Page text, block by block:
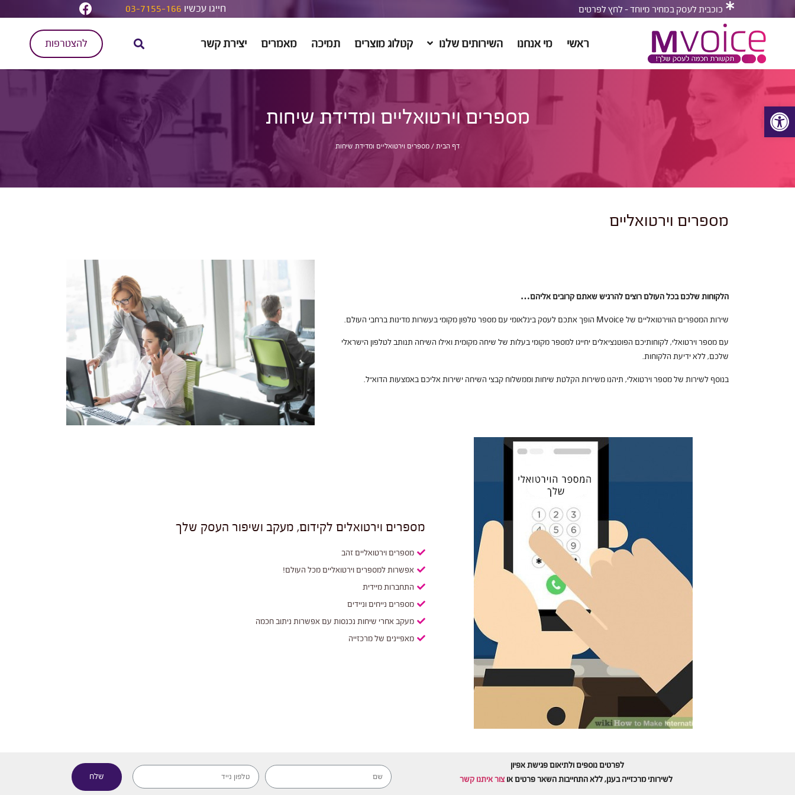
פתח סרגל נגישות
כוכבית לעסק במחיר מיוחד - לחץ לפרטים חייגו עכשיו 03-7155-166
ראשי מי אנחנו השירותים שלנו קטלוג מוצרים תמיכה מאמרים יצירת קשר להצטרפות
מספרים וירטואליים ומדידת שיחות
דף הבית / מספרים וירטואליים ומדידת שיחות
מספרים וירטואליים
הלקוחות שלכם בכל העולם רוצים להרגיש שאתם קרובים אליהם…
שירות המספרים הווירטואליים של Mvoice הופך אתכם לעסק בינלאומי עם מספר טלפון מקומי בעשרות מדינות ברחבי העולם.
עם מספר וירטואלי, לקוחותיכם הפוטנציאלים יחייגו למספר מקומי בעלות של שיחה מקומית ואילו השיחה תנותב לטלפון הישראלי
שלכם, ללא ידיעת הלקוחות.
בנוסף לשירות של מספר וירטואלי, תיהנו משירות הקלטת שיחות וממשלוח קבצי השיחה ישירות אליכם באמצעות הדוא”ל.
מספרים וירטואלים לקידום, מעקב ושיפור העסק שלך
מספרים וירטואליים זהב
אפשרות למספרים וירטואליים מכל העולם!
התחברות מיידית
מספרים נייחים וניידים
מעקב אחרי שיחות נכנסות עם אפשרות ניתוב חכמה
מאפיינים של מרכזייה
לפרטים נוספים ולתיאום פגישת אפיון
לשירותי מרכזייה בענן, ללא התחייבות השאר פרטים אוצור איתנו קשר שלח